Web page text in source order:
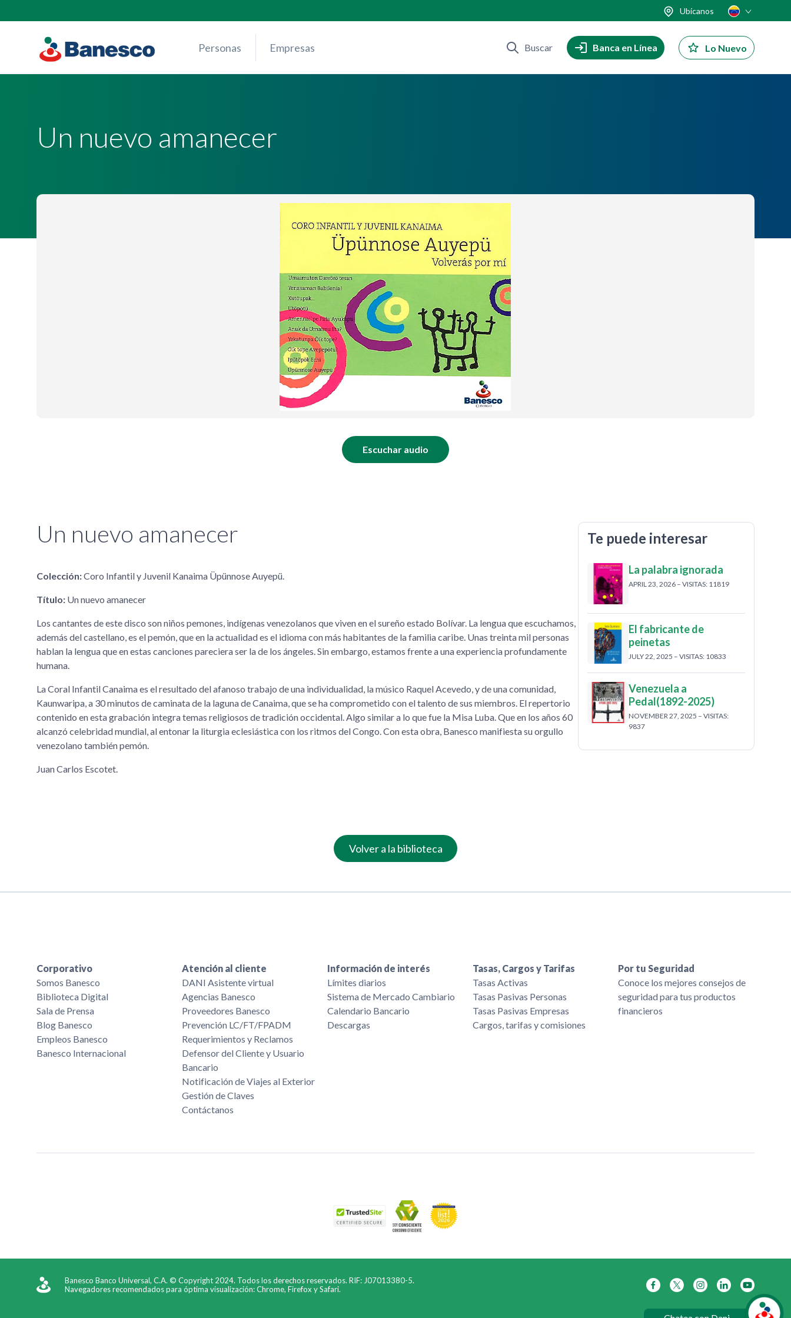
content
Ubícanos
Personas Empresas Buscar Banca en Línea Lo Nuevo
Un nuevo amanecer
Escuchar audio
Un nuevo amanecer
Colección:Coro Infantil y Juvenil Kanaima Üpünnose Auyepü.
Título: Un nuevo amanecer
Los cantantes de este disco son niños pemones, indígenas venezolanos que viven en el sureño estado Bolívar. La lengua que escuchamos,
además del castellano, es el pemón, que en la actualidad es el idioma con más habitantes de la familia caribe. Unas treinta mil personas
hablan la lengua que en estas canciones pareciera ser la de los ángeles. Sin embargo, estamos frente a una experiencia profundamente
humana.
La Coral Infantil Canaima es el resultado del afanoso trabajo de una individualidad, la músico Raquel Acevedo, y de una comunidad,
Kaunwaripa, a 30 minutos de caminata de la laguna de Canaima, que se ha comprometido con el talento de sus miembros. El repertorio
contenido en esta grabación integra temas religiosos de tradición occidental. Algo similar a lo que fue la Misa Luba. Que en los años 60
alcanzó celebridad mundial, al entonar la liturgia eclesiástica con los ritmos del Congo. Con esta obra, Banesco manifiesta su orgullo
venezolano también pemón.
Juan Carlos Escotet.
Te puede interesar
La palabra ignorada
APRIL 23, 2026 – VISITAS: 11819
El fabricante de
peinetas
JULY 22, 2025 – VISITAS: 10833
Venezuela a
Pedal(1892-2025)
NOVEMBER 27, 2025 – VISITAS:
9837
Volver a la biblioteca
Corporativo
Somos Banesco
Biblioteca Digital
Sala de Prensa
Blog Banesco
Empleos Banesco
Banesco Internacional
Atención al cliente
DANI Asistente virtual
Agencias Banesco
Proveedores Banesco
Prevención LC/FT/FPADM
Requerimientos y Reclamos
Defensor del Cliente y Usuario
Bancario
Notificación de Viajes al Exterior
Gestión de Claves
Contáctanos
Información de interés
Límites diarios
Sistema de Mercado Cambiario
Calendario Bancario
Descargas
Tasas, Cargos y Tarifas
Tasas Activas
Tasas Pasivas Personas
Tasas Pasivas Empresas
Cargos, tarifas y comisiones
Por tu Seguridad
Conoce los mejores consejos de
seguridad para tus productos
financieros
Banesco Banco Universal, C.A. © Copyright 2024. Todos los derechos reservados. RIF: J07013380-5.
Navegadores recomendados para óptima visualización: Chrome, Firefox y Safari.